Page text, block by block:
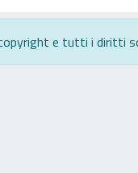
e tutti i diritti